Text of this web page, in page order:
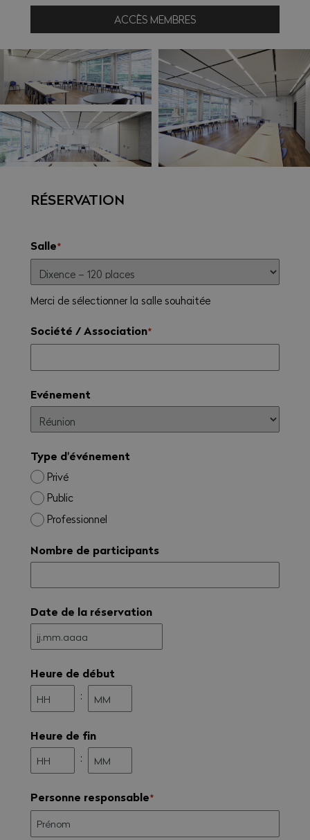
ACCÈS MEMBRES
RÉSERVATION
Salle*
Merci de sélectionner la salle souhaitée
Société / Association*
Evénement
Type d'événement
Privé
Public
Professionnel
Nombre de participants
Date de la réservation
JJ
MM
.
AAAA
Heure de début
:
Heure de fin
:
Personne responsable*